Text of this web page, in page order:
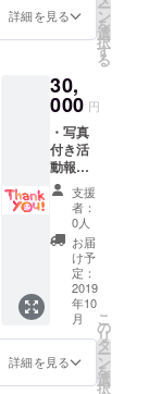
み） ※
リター
ンは複
また他
のリ
ターン
と組み
合わせ
てご支
援が可
能で
す。
※HPへ
のお名
前掲載
につい
て 支援
時、必
ず備考
欄にご
詳細を見る ー
ン
を
選
択
す
る
30,
000 円
・写真
付き活
動報告
メール
・オリ
ジナル
ステッ
カー ・
オリジ
ナルク
リア
ファイ
ル ・HP
へのお
名前掲
支援
者：
0人
お届
け予
定：
2019
年10
月
詳細を見る
こ
の
リ
タ
ー
ン
を
選
択